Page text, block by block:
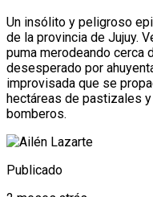
Un insólito y peligroso
de la provincia de Jujuy.
puma merodeando cerca
desesperado por
improvisada que se
hectáreas de pastizales
bomberos.
Publicado